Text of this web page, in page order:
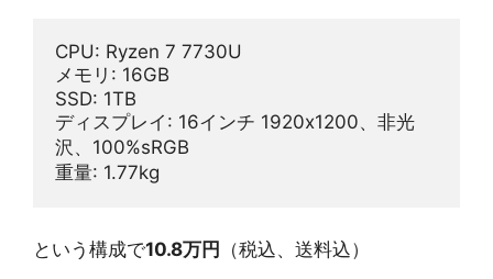
CPU: Ryzen 7 7730U
メモリ: 16GB
SSD: 1TB
ディスプレイ: 16インチ 1920x1200、非光
沢、100%sRGB
重量: 1.77kg
という構成で10.8万円 （税込、送料込）